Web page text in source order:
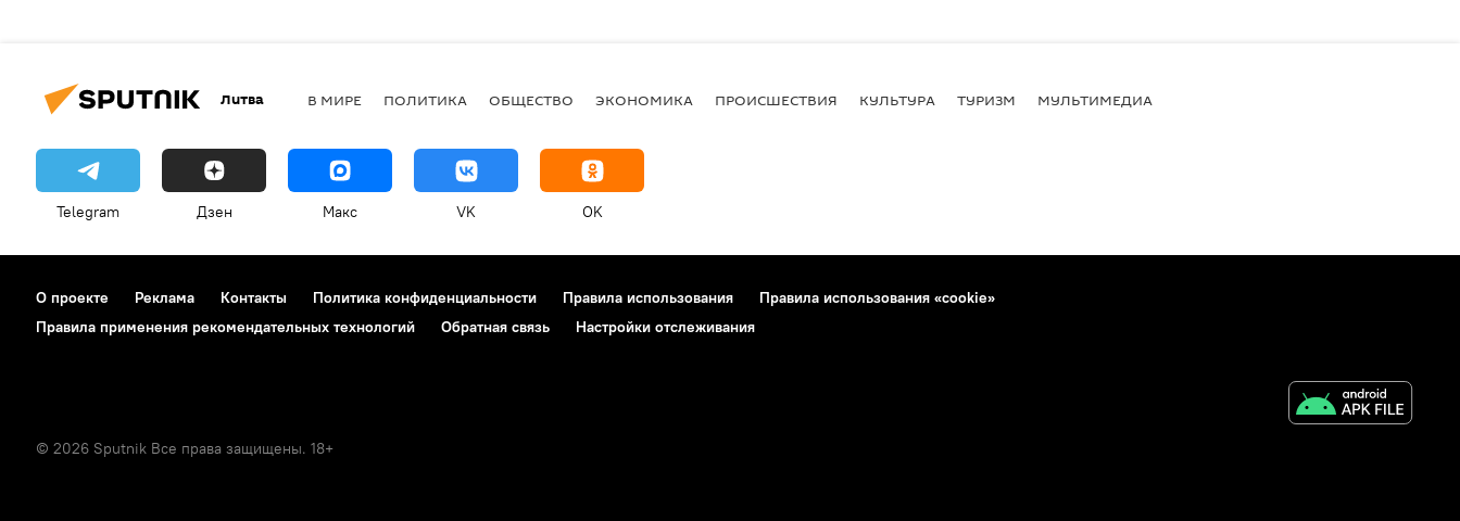
Литва В МИРЕ ПОЛИТИКА ОБЩЕСТВО ЭКОНОМИКА ПРОИСШЕСТВИЯ КУЛЬТУРА ТУРИЗМ МУЛЬТИМЕДИА
Telegram Дзен Макс VK OK
О проекте Реклама Контакты Политика конфиденциальности Правила использования
Правила использования «cookie»
Правила применения рекомендательных технологий
Обратная связь Настройки отслеживания
© 2026 Sputnik Все права защищены. 18+